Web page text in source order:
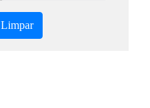
Limpar